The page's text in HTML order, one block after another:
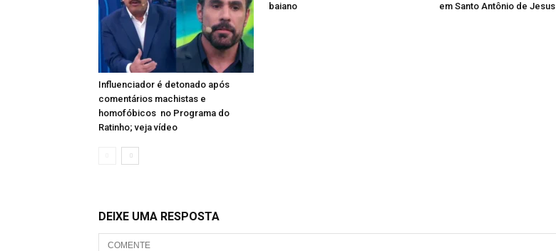
Influenciador é detonado após
comentários machistas e
homofóbicos no Programa do
Ratinho; veja vídeo
baiano
em Santo Antônio de Jesus
DEIXE UMA RESPOSTA